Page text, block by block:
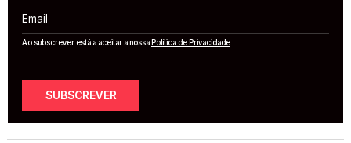
Email
Ao subscrever está a aceitar a nossaPolítica de Privacidade
SUBSCREVER